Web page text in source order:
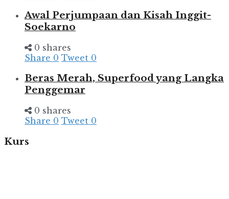
Awal Perjumpaan dan Kisah Inggit-
Soekarno
0 shares
Share 0 Tweet 0
Beras Merah, Superfood yang Langka
Penggemar
0 shares
Share 0 Tweet 0
Kurs